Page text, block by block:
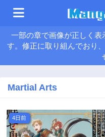
一部の章で画像が正しく表
す。修正に取り組んでおり
Martial Arts
4日前